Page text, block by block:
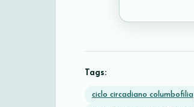
Tags:
ciclo circadiano columbofilia